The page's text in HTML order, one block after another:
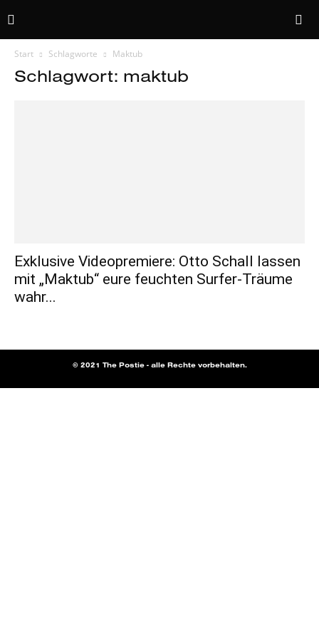
Start Schlagworte Maktub
Schlagwort: maktub
Exklusive Videopremiere: Otto Schall lassen
mit „Maktub“ eure feuchten Surfer-Träume
wahr...
© 2021 The Postie - alle Rechte vorbehalten.